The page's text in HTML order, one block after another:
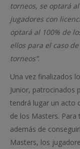
torneos, se optará
jugadores con
optará al 100% de
ellos para el caso
torneos”.
Una vez finalizados
Junior, patrocinados
tendrá lugar un acto
de los Masters.
además de
Masters, los